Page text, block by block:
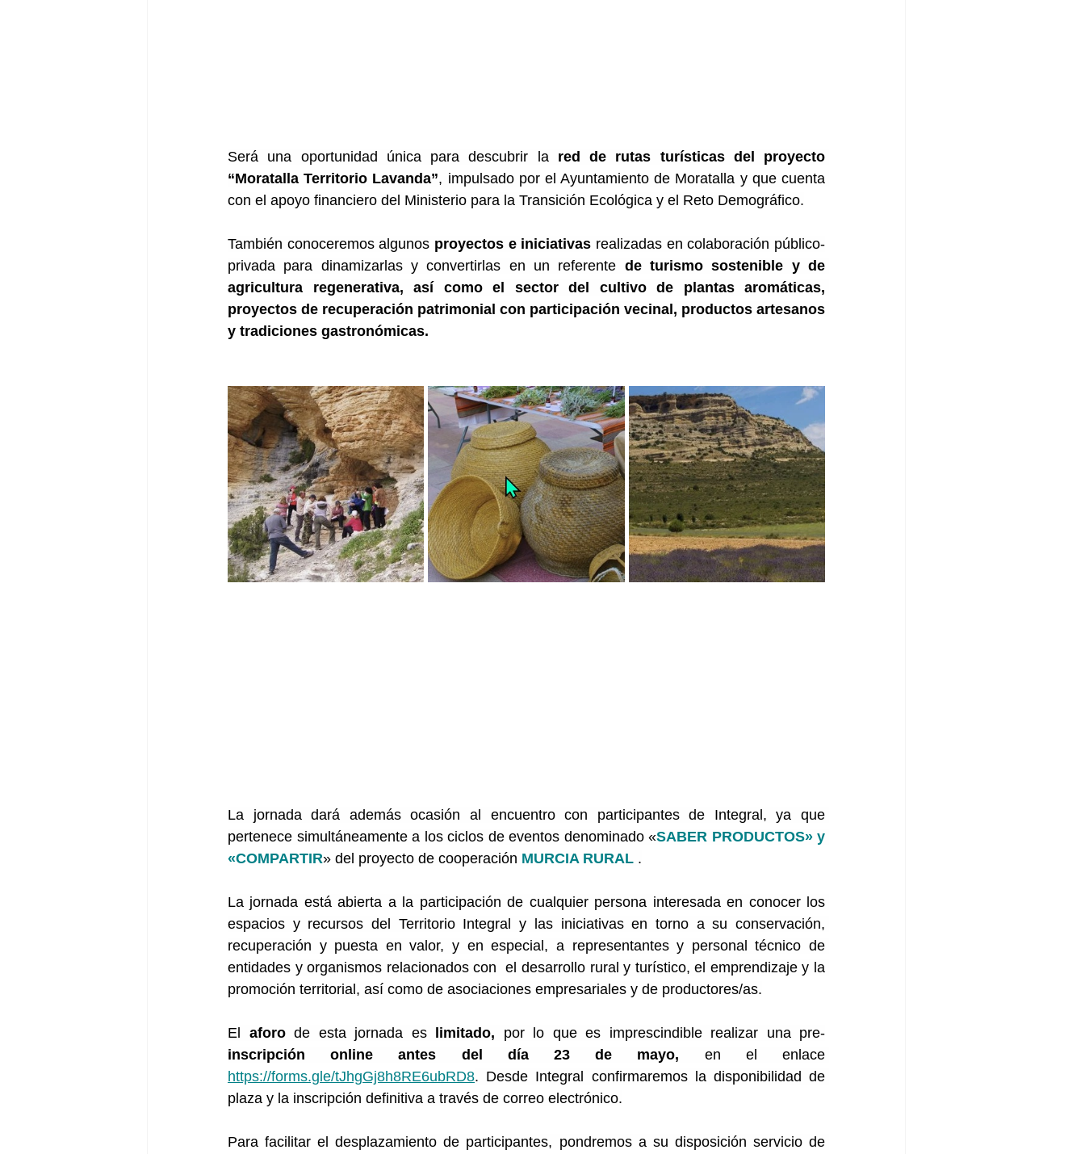
Será una oportunidad única para descubrir la red de rutas turísticas del proyecto
“Moratalla Territorio Lavanda”, impulsado por el Ayuntamiento de Moratalla y que cuenta
con el apoyo financiero del Ministerio para la Transición Ecológica y el Reto Demográfico.
También conoceremos algunos proyectos e iniciativas realizadas en colaboración público-
privada para dinamizarlas y convertirlas en un referente de turismo sostenible y de
agricultura regenerativa, así como el sector del cultivo de plantas aromáticas,
proyectos de recuperación patrimonial con participación vecinal, productos artesanos
y tradiciones gastronómicas.
La jornada dará además ocasión al encuentro con participantes de Integral, ya que
pertenece simultáneamente a los ciclos de eventos denominado «SABER PRODUCTOS» y
«COMPARTIR» del proyecto de cooperación MURCIA RURAL .
La jornada está abierta a la participación de cualquier persona interesada en conocer los
espacios y recursos del Territorio Integral y las iniciativas en torno a su conservación,
recuperación y puesta en valor, y en especial, a representantes y personal técnico de
entidades y organismos relacionados con  el desarrollo rural y turístico, el emprendizaje y la
promoción territorial, así como de asociaciones empresariales y de productores/as.
El aforo de esta jornada es limitado, por lo que es imprescindible realizar una pre-
inscripción online antes del día 23 de mayo,
https://forms.gle/tJhgGj8h8RE6ubRD8. Desde Integral confirmaremos la disponibilidad de
plaza y la inscripción definitiva a través de correo electrónico.